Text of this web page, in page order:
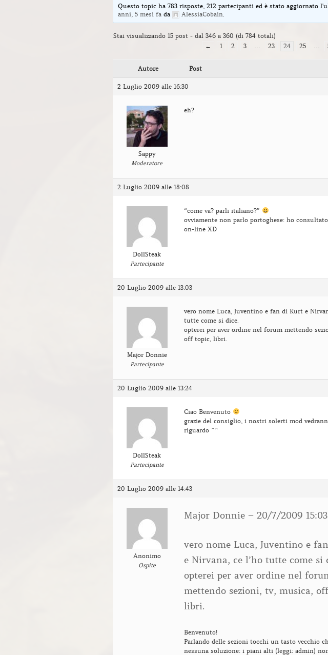
Questo topic ha 783 risposte, 212 partecipanti ed è stato aggiornato
anni, 5 mesi fa da AlessiaCobain
Stai visualizzando 15 post - dal 346 a 360 (di 784 totali)
←
1 2 3 23 24 25
Autore Post
2 Luglio 2009 alle 16:30
Sappy
Moderatore
eh?
2 Luglio 2009 alle 18:08
DollSteak
Partecipante
“come va? parli italiano?”
ovviamente non parlo portoghese: ho
on-line XD
20 Luglio 2009 alle 13:03
Major Donnie
Partecipante
vero nome Luca, Juventino e fan di Kurt e
tutte come si dice.
opterei per aver ordine nel forum mettendo
off topic, libri.
20 Luglio 2009 alle 13:24
DollSteak
Partecipante
Ciao Benvenuto
grazie del consiglio, i nostri solerti mod
riguardo ^^
20 Luglio 2009 alle 14:43
Anonimo
Ospite
Major Donnie – 20/7/2009 15:03
vero nome Luca, Juventino e
e Nirvana, ce l’ho tutte come si
opterei per aver ordine nel
mettendo sezioni, tv, musica,
libri.
Benvenuto!
Parlando delle sezioni tocchi un tasto vecchio
nessuna soluzione: i piani alti (leggi: admin)